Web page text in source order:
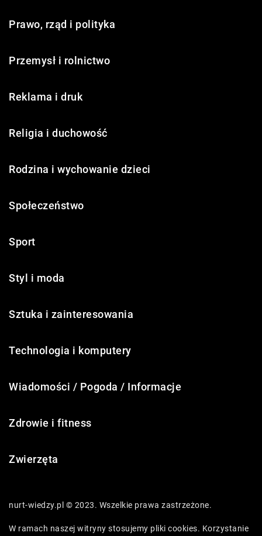
Prawo, rząd i polityka
Przemysł i rolnictwo
Reklama i druk
Religia i duchowość
Rodzina i wychowanie dzieci
Społeczeństwo
Sport
Styl i moda
Sztuka i zainteresowania
Technologia i komputery
Wiadomości / Pogoda / Informacje
Zdrowie i fitness
Zwierzęta
nurt-wiedzy.pl © 2023. Wszelkie prawa zastrzeżone.
W ramach naszej witryny stosujemy pliki cookies. Korzystanie